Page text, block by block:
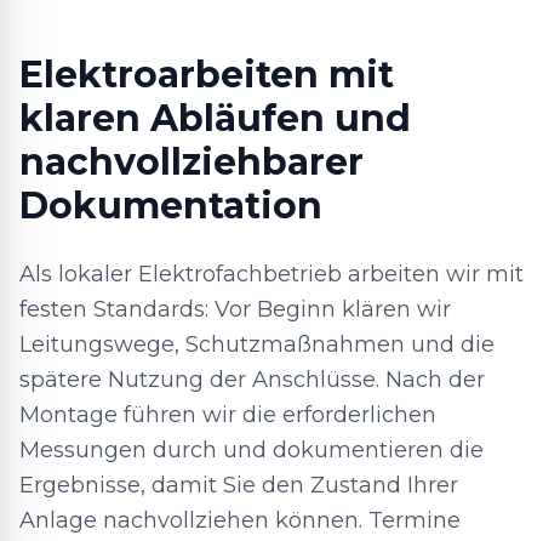
Elektroarbeiten mit
klaren Abläufen und
nachvollziehbarer
Dokumentation
Als lokaler Elektrofachbetrieb arbeiten wir mit
festen Standards: Vor Beginn klären wir
Leitungswege, Schutzmaßnahmen und die
spätere Nutzung der Anschlüsse. Nach der
Montage führen wir die erforderlichen
Messungen durch und dokumentieren die
Ergebnisse, damit Sie den Zustand Ihrer
Anlage nachvollziehen können. Termine